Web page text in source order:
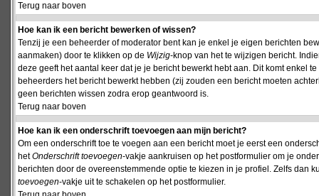
Terug naar boven
Hoe kan ik een bericht bewerken of wissen?
Tenzij je een beheerder of moderator bent kan je enkel je eigen berichten
aanmaken) door te klikken op de Wijzig-knop van het te wijzigen bericht.
deze geeft het aantal keer dat je je bericht bewerkt hebt aan. Dit komt enkel
beheerders het bericht bewerkt hebben (zij zouden een bericht moeten
geen berichten wissen zodra erop geantwoord is.
Terug naar boven
Hoe kan ik een onderschrift toevoegen aan mijn bericht?
Om een onderschrift toe te voegen aan een bericht moet je eerst een
hetOnderschrift toevoegen-vakje aankruisen op het postformulier om je
berichten door de overeenstemmende optie te kiezen in je profiel. Zelfs dan
toevoegen-vakje uit te schakelen op het postformulier.